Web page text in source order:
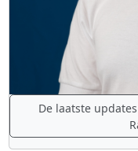
De laatste